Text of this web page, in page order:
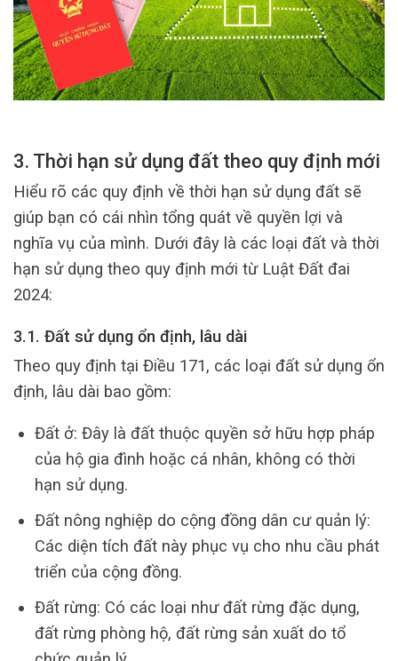
3. Thời hạn sử dụng đất theo quy định mới
Hiểu rõ các quy định về thời hạn sử dụng đất sẽ
giúp bạn có cái nhìn tổng quát về quyền lợi và
nghĩa vụ của mình. Dưới đây là các loại đất và thời
hạn sử dụng theo quy định mới từ Luật Đất đai
2024:
3.1. Đất sử dụng ổn định, lâu dài
Theo quy định tại Điều 171, các loại đất sử dụng ổn
định, lâu dài bao gồm:
Đất ở: Đây là đất thuộc quyền sở hữu hợp pháp
của hộ gia đình hoặc cá nhân, không có thời
hạn sử dụng.
Đất nông nghiệp do cộng đồng dân cư quản lý:
Các diện tích đất này phục vụ cho nhu cầu phát
triển của cộng đồng.
Đất rừng: Có các loại như đất rừng đặc dụng,
đất rừng phòng hộ, đất rừng sản xuất do tổ